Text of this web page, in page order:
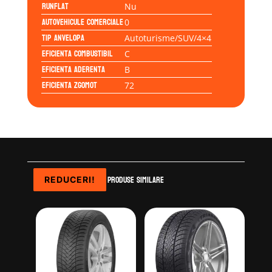
Runflat Nu
Autovehicule comerciale0
Tip anvelopa Autoturisme/SUV/4×4
Eficienta Combustibil C
Eficienta Aderenta B
Eficienta Zgomot 72
Produse similare
REDUCERI!
REDUCERI!
REDUCERI!
REDUCERI!